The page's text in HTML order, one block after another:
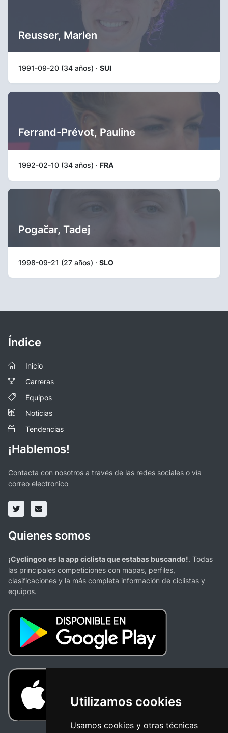
Utilizamos cookies
Usamos cookies y otras técnicas
Reusser, Marlen
1991-09-20 (34 años) · SUI
Ferrand-Prévot, Pauline
1992-02-10 (34 años) · FRA
Pogačar, Tadej
1998-09-21 (27 años) · SLO
Índice
Inicio
Carreras
Equipos
Noticias
Tendencias
¡Hablemos!
Contacta con nosotros a través de las redes sociales o vía
correo electronico
Quienes somos
¡Cyclingoo es la app ciclista que estabas buscando!. Todas
las principales competiciones con mapas, perfiles,
clasificaciones y la más completa información de ciclistas y
equipos.